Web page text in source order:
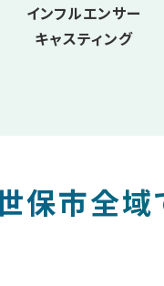
インフルエンサー
キャスティング
保市全